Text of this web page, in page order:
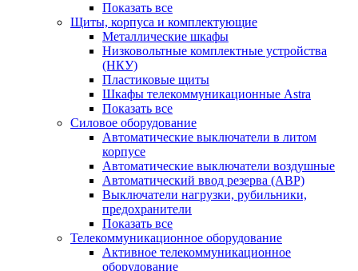
Показать все
Щиты, корпуса и комплектующие
Металлические шкафы
Низковольтные комплектные устройства
(НКУ)
Пластиковые щиты
Шкафы телекоммуникационные Astra
Показать все
Силовое оборудование
Автоматические выключатели в литом
корпусе
Автоматические выключатели воздушные
Автоматический ввод резерва (АВР)
Выключатели нагрузки, рубильники,
предохранители
Показать все
Телекоммуникационное оборудование
Активное телекоммуникационное
оборудование